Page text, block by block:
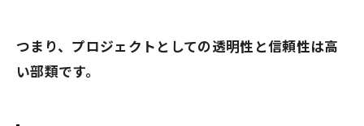
つまり、プロジェクトとしての透明性と信頼性は高
い部類です。